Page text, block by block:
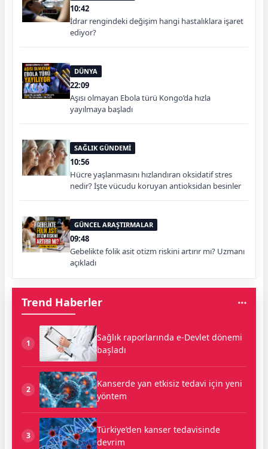
10:42
İdrar rengindeki değişim hangi hastalıklara işaret
ediyor?
DÜNYA
22:09
Aşısı olmayan Ebola türü Kongo’da hızla
yayılmaya başladı
SAĞLIK GÜNDEMİ
10:56
Hücre yaşlanmasını hızlandıran oksidatif stres
nedir? İşte vücudu koruyan antioksidan besinler
GÜNCEL ARAŞTIRMALAR
09:48
Gebelikte folik asit otizm riskini artırır mı? Uzmanı
açıkladı
Trend Haberler
1
Sağlık raporlarında e-Devlet dönemi
başladı
2
Kanserde yan etkisiz tedavi için yeni
yöntem
3
Türkiye’den kanser tedavisinde
devrim